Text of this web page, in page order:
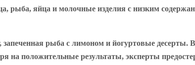
рыба, яйца и молочные изделия с низким
рыба с лимоном и йогуртовые десерты.
на положительные результаты, эксперты